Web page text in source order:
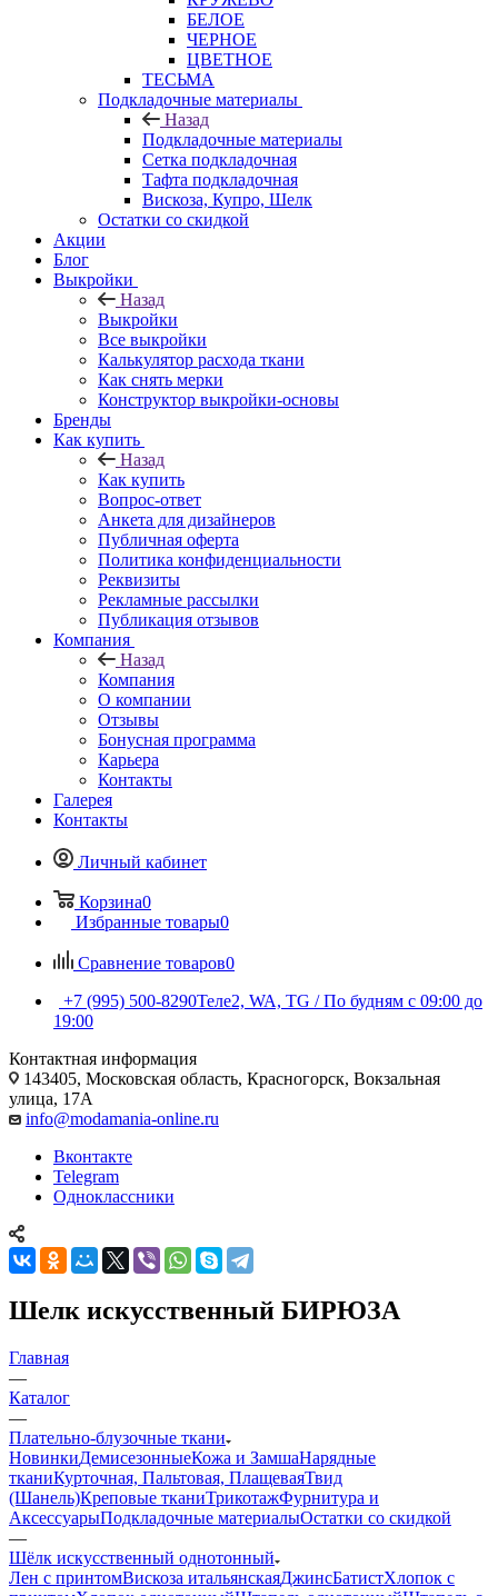
БЕЛОЕ
ЧЕРНОЕ
ЦВЕТНОЕ
ТЕСЬМА
Подкладочные материалы
Назад
Подкладочные материалы
Сетка подкладочная
Тафта подкладочная
Вискоза, Купро, Шелк
Остатки со скидкой
Акции
Блог
Выкройки
Назад
Выкройки
Все выкройки
Калькулятор расхода ткани
Как снять мерки
Конструктор выкройки-основы
Бренды
Как купить
Назад
Как купить
Вопрос-ответ
Анкета для дизайнеров
Публичная оферта
Политика конфиденциальности
Реквизиты
Рекламные рассылки
Публикация отзывов
Компания
Назад
Компания
О компании
Отзывы
Бонусная программа
Карьера
Контакты
Галерея
Контакты
Личный кабинет
Корзина0
Избранные товары0
Сравнение товаров0
+7 (995) 500-8290Теле2, WA, TG / По будням c 09:00 до
19:00
Контактная информация
143405, Московская область, Красногорск, Вокзальная
улица, 17А
info@modamania-online.ru
Вконтакте
Telegram
Одноклассники
Шелк искусственный БИРЮЗА
Главная
—
Каталог
—
Плательно-блузочные ткани
НовинкиДемисезонныеКожа и ЗамшаНарядные
тканиКурточная, Пальтовая, ПлащеваяТвид
(Шанель)Креповые тканиТрикотажФурнитура и
АксессуарыПодкладочные материалыОстатки со скидкой
—
Шёлк искусственный однотонный
Лен с принтомВискоза итальянскаяДжинсБатистХлопок с